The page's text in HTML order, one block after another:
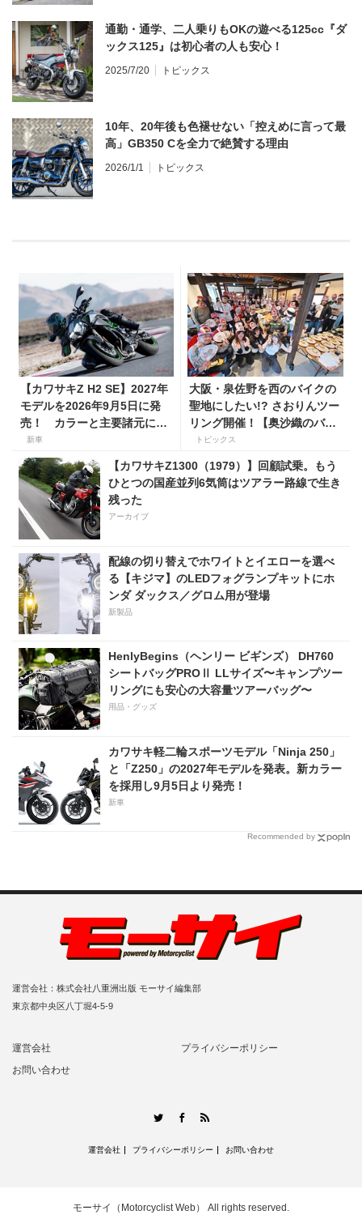
通勤・通学、二人乗りもOKの遊べる125cc『ダ
ックス125』は初心者の人も安心！
2025/7/20 トピックス
10年、20年後も色褪せない「控えめに言って最
高」GB350 Cを全力で絶賛する理由
2026/1/1 トピックス
【カワサキZ H2 SE】2027年
モデルを2026年9月5日に発
売！ カラーと主要諸元に変
更はなく、価格は据え置きの
247万5000円！
新車
大阪・泉佐野を西のバイクの
聖地にしたい!? さおりんツー
リング開催！【奥沙織のバイ
ク日和第３回】
トピックス
【カワサキZ1300（1979）】回顧試乗。もう
ひとつの国産並列6気筒はツアラー路線で生き
残った
アーカイブ
配線の切り替えでホワイトとイエローを選べ
る【キジマ】のLEDフォグランプキットにホ
ンダ ダックス／グロム用が登場
新製品
HenlyBegins（ヘンリー ビギンズ） DH760
シートバッグPROⅡ LLサイズ〜キャンプツー
リングにも安心の大容量ツアーバッグ〜
用品・グッズ
カワサキ軽二輪スポーツモデル「Ninja 250」
と「Z250」の2027年モデルを発表。新カラー
を採用し9月5日より発売！
新車
Recommended by
運営会社：株式会社八重洲出版 モーサイ編集部
東京都中央区八丁堀4-5-9
運営会社
プライバシーポリシー
お問い合わせ
TwitterFacebook
運営会社 プライバシーポリシー お問い合わせ
モーサイ（Motorcyclist Web） All rights reserved.